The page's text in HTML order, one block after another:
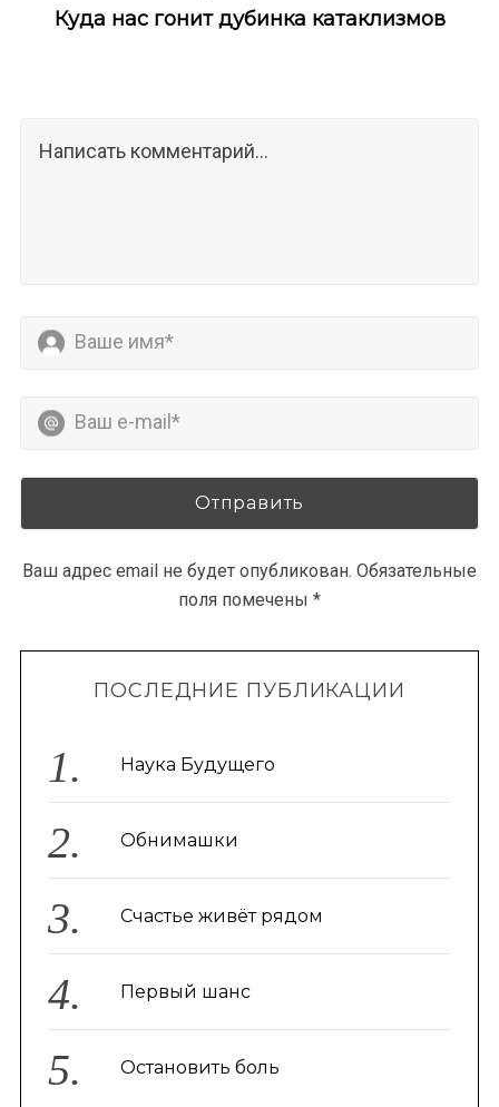
Куда нас гонит дубинка катаклизмов
Ваш адрес email не будет опубликован. Обязательные
поля помечены *
ПОСЛЕДНИЕ ПУБЛИКАЦИИ
Наука Будущего
Обнимашки
Счастье живёт рядом
Первый шанс
Остановить боль